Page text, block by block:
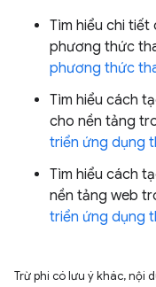
Tìm hiểu chi tiết
phương thức
phương thức
Tìm hiểu cách
cho nền tảng
triển ứng dụng
Tìm hiểu cách
nền tảng web
triển ứng dụng
Trừ phi có lưu ý khác, nội